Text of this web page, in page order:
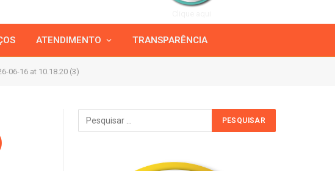
ATENDIMENTO TRANSPARÊNCIA
06-16 at 10.18.20 (3)